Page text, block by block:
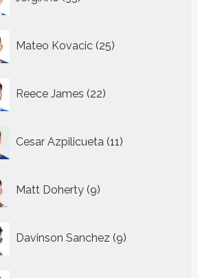
producten
Mateo Kovacic 25
producten
Reece James 22
producten
Cesar Azpilicueta 11
producten
Matt Doherty 9
producten
Davinson Sanchez 9
producten